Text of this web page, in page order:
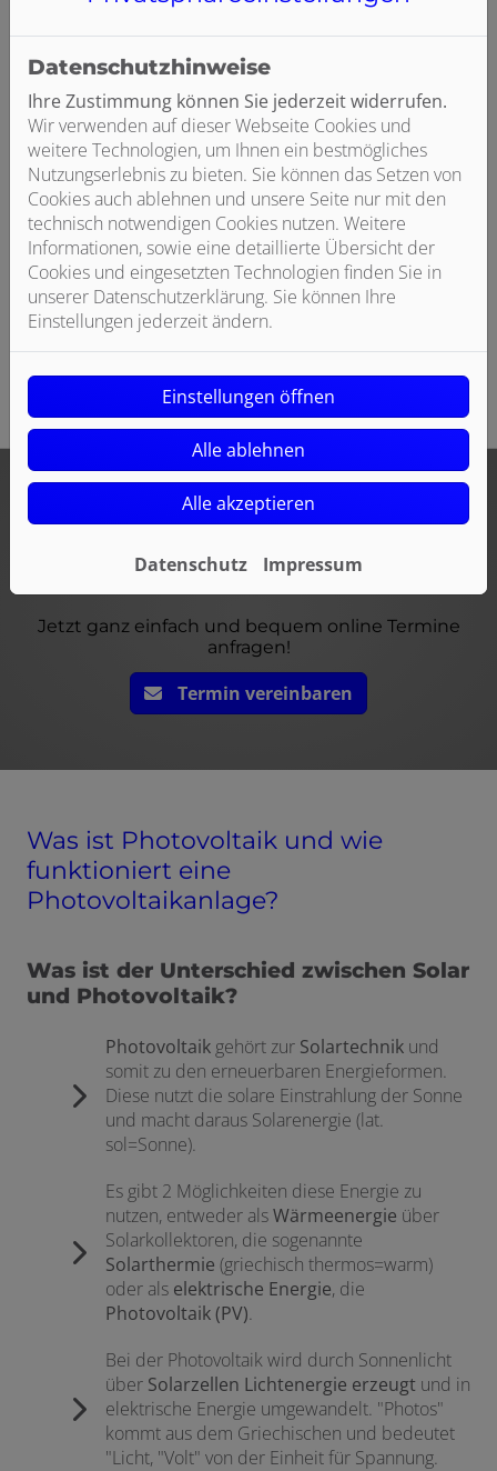
Fachgerechte Montage der PV-Module
Inbetriebnahme und Abnahme Ihrer PV-Anlage
Jetzt ganz einfach und bequem online Termine
anfragen!
Termin vereinbaren
Was ist Photovoltaik und wie
funktioniert eine
Photovoltaikanlage?
Was ist der Unterschied zwischen Solar
und Photovoltaik?
Photovoltaik gehört zur Solartechnik und
somit zu den erneuerbaren Energieformen.
Diese nutzt die solare Einstrahlung der Sonne
und macht daraus Solarenergie (lat.
sol=Sonne).
Es gibt 2 Möglichkeiten diese Energie zu
nutzen, entweder alsWärmeenergie über
Solarkollektoren, die sogenannte
Solarthermie (griechisch thermos=warm)
oder als elektrische Energie, die
Photovoltaik (PV).
Bei der Photovoltaik wird durch Sonnenlicht
über Solarzellen Lichtenergie erzeugt und in
elektrische Energie umgewandelt. "Photos"
kommt aus dem Griechischen und bedeutet
"Licht, "Volt" von der Einheit für Spannung.
Datenschutzhinweise
Ihre Zustimmung können Sie jederzeit widerrufen.
Wir verwenden auf dieser Webseite Cookies und
weitere Technologien, um Ihnen ein bestmögliches
Nutzungserlebnis zu bieten. Sie können das Setzen von
Cookies auch ablehnen und unsere Seite nur mit den
technisch notwendigen Cookies nutzen. Weitere
Informationen, sowie eine detaillierte Übersicht der
Cookies und eingesetzten Technologien finden Sie in
unserer Datenschutzerklärung. Sie können Ihre
Einstellungen jederzeit ändern.
Einstellungen öffnen
Alle ablehnen
Alle akzeptieren
Datenschutz Impressum